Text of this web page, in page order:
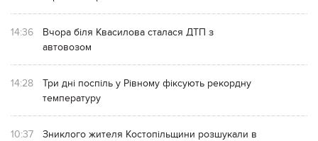
14:36
Вчора біля Квасилова сталася ДТП з
автовозом
14:28
Три дні поспіль у Рівному фіксують рекордну
температуру
10:37
Зниклого жителя Костопільщини розшукали в